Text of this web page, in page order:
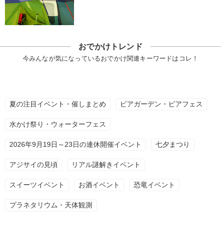
おでかけトレンド
今みんなが気になっているおでかけ関連キーワードはコレ！
夏の注目イベント・催しまとめ ビアガーデン・ビアフェス
水かけ祭り・ウォーターフェス
2026年9月19日～23日の連休開催イベント 七夕まつり
アジサイの見頃 リアル謎解きイベント
スイーツイベント お酒イベント 恐竜イベント
プラネタリウム・天体観測